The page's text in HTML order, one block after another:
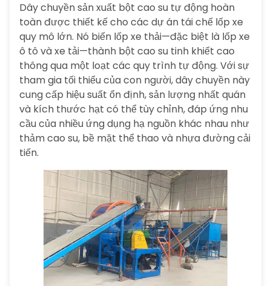
Dây chuyền sản xuất bột cao su tự động hoàn
toàn được thiết kế cho các dự án tái chế lốp xe
quy mô lớn. Nó biến lốp xe thải—đặc biệt là lốp xe
ô tô và xe tải—thành bột cao su tinh khiết cao
thông qua một loạt các quy trình tự động. Với sự
tham gia tối thiểu của con người, dây chuyền này
cung cấp hiệu suất ổn định, sản lượng nhất quán
và kích thước hạt có thể tùy chỉnh, đáp ứng nhu
cầu của nhiều ứng dụng hạ nguồn khác nhau như
thảm cao su, bề mặt thể thao và nhựa đường cải
tiến.